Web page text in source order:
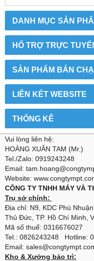
DANH MỤC SẢN
HỔ TRỢ TRỰC
SẢN PHẨM BÁN
LIÊN KẾT WEBSITE
THỐNG KÊ
Vui lòng liên hệ:
HOÀNG XUÂN TAM (Mr.)
Tel./Zalo: 0919243248
Email:
Website:
CÔNG TY TNHH MÁY VÀ
Trụ sở chính:
Địa chỉ: N9, KDC Phú
Thủ Đức, TP. Hồ Chí Minh,
Mã số thuế: 0316676027
Tel.: 0826243248 Hotline:
Email:
Kho & Xưởng bảo trì: